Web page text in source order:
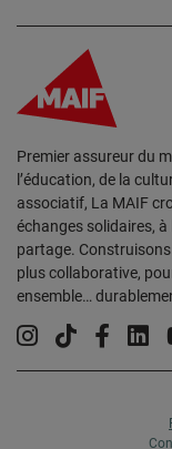
Premier assureur du
l’éducation, de la
associatif, La MAIF
échanges solidaires, à
partage.
plus collaborative,
ensemble…
Instagram
Tiktok